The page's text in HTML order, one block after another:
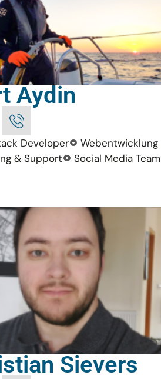
Aydin
Developer
Webentwicklung
& Support
Social Media Team
Sievers